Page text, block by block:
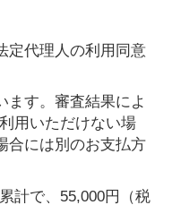
定代理人の利用同意
ます。審査結果によ
用いただけない場
合には別のお支払方
計で、55,000円（税